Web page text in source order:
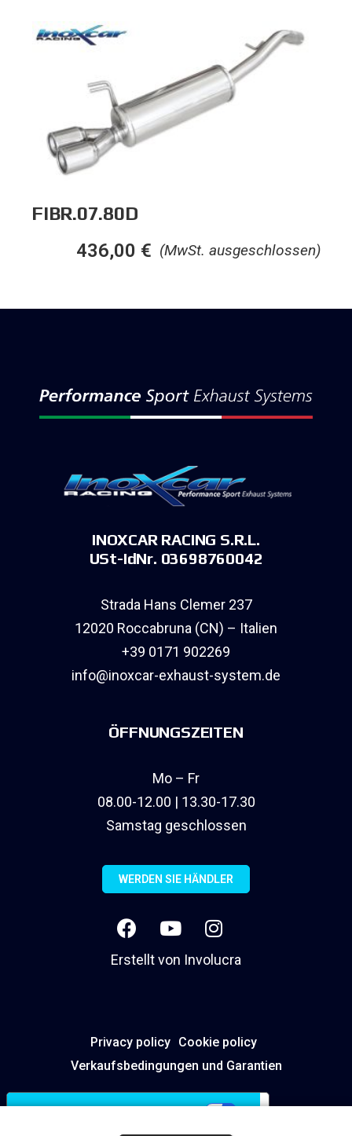
FIBR.07.80D
(MwSt. ausgeschlossen)
436,00 €
INOXCAR RACING S.R.L.
USt-IdNr. 03698760042
Strada Hans Clemer 237
12020 Roccabruna (CN) – Italien
+39 0171 902269
info@inoxcar-exhaust-system.de
ÖFFNUNGSZEITEN
Mo – Fr
08.00-12.00 | 13.30-17.30
Samstag geschlossen
WERDEN SIE HÄNDLER
Erstellt von Involucra
Privacy policy Cookie policy
Verkaufsbedingungen und Garantien